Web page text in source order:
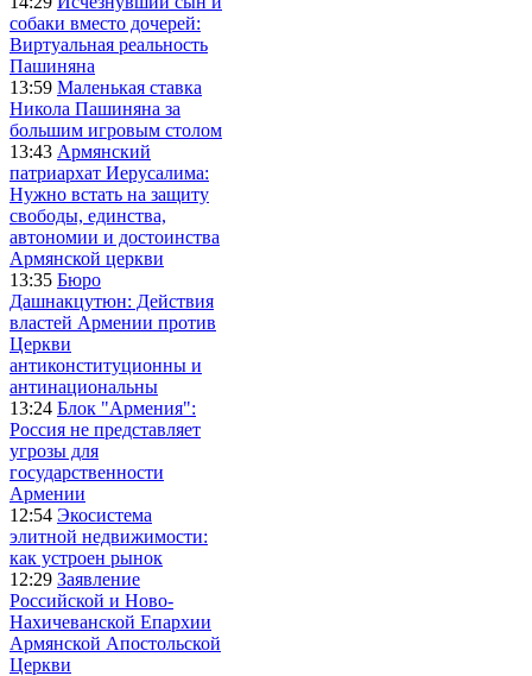
собаки вместо дочерей:
Виртуальная реальность
Пашиняна
13:59 Маленькая ставка
Никола Пашиняна за
большим игровым столом
13:43 Армянский
патриархат Иерусалима:
Нужно встать на защиту
свободы, единства,
автономии и достоинства
Армянской церкви
13:35 Бюро
Дашнакцутюн: Действия
властей Армении против
Церкви
антиконституционны и
антинациональны
13:24 Блок "Армения":
Россия не представляет
угрозы для
государственности
Армении
12:54 Экосистема
элитной недвижимости:
как устроен рынок
12:29 Заявление
Российской и Ново-
Нахичеванской Епархии
Армянской Апостольской
Церкви